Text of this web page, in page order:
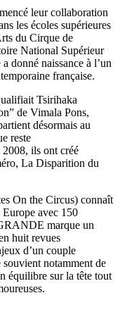
leur collaboration
les écoles supérieures
du Cirque de
National Supérieur
donné naissance à l’un
française.
Tsirihaka
de Vimala Pons,
désormais au
reste
ils ont créé
La Disparition du
On the Circus) connaît
Europe avec 150
marque un
huit revues
d’un couple
souvient notamment de
équilibre sur la tête tout